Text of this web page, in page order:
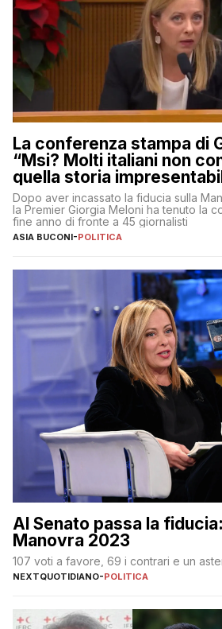
La conferenza stampa di
“Msi? Molti italiani non
quella storia
al 25 aprile”
Dopo aver incassato la fiducia sulla
la Premier Giorgia Meloni ha tenuto la
fine anno di fronte a 45 giornalisti
ASIA BUCONI-POLITICA
Al Senato passa la
Manovra 2023
107 voti a favore, 69 i contrari e un
NEXTQUOTIDIANO-POLITICA